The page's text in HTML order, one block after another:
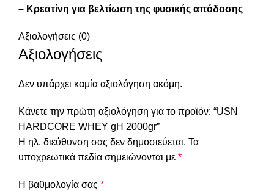
– Κρεατίνη για βελτίωση της φυσικής απόδοσης
Αξιολογήσεις (0)
Αξιολογήσεις
Δεν υπάρχει καμία αξιολόγηση ακόμη.
Κάνετε την πρώτη αξιολόγηση για το προϊόν: “USN
HARDCORE WHEY gH 2000gr”
Η ηλ. διεύθυνση σας δεν δημοσιεύεται. Τα
υποχρεωτικά πεδία σημειώνονται με *
Η βαθμολογία σας *